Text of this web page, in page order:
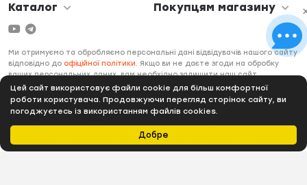
Добре
Цей сайт використовує файли cookie для більш комфортної
роботи користувача. Продовжуючи перегляд сторінок сайту, ви
погоджуєтесь із використанням файлів cookies.
Подобається
Каталог Покупцям магазину
Ми отримуємо та обробляємо персональні дані відвідувачів нашого сайту
відповідно до офіційної політики. Якщо ви не даєте згоди на обробку
ваших персональних даних, вам необхідно залишити наш сайт.